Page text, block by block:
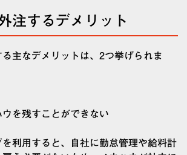
注するデメリット
主なデメリットは、2つ挙げられま
ウを残すことができない
利用すると、自社に勤怠管理や給料計